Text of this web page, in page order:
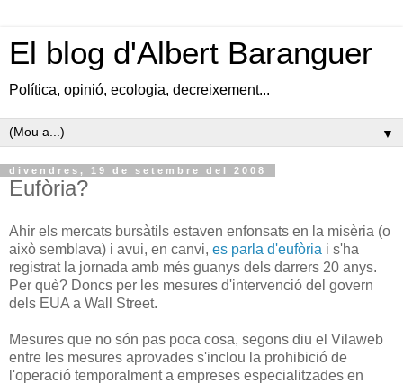
El blog d'Albert Baranguer
Política, opinió, ecologia, decreixement...
▼
divendres, 19 de setembre del 2008
Eufòria?
Ahir els mercats bursàtils estaven enfonsats en la misèria (o
això semblava) i avui, en canvi, es parla d'eufòria i s'ha
registrat la jornada amb més guanys dels darrers 20 anys.
Per què? Doncs per les mesures d'intervenció del govern
dels EUA a Wall Street.
Mesures que no són pas poca cosa, segons diu el Vilaweb
entre les mesures aprovades s'inclou la prohibició de
l'operació temporalment a empreses especialitzades en